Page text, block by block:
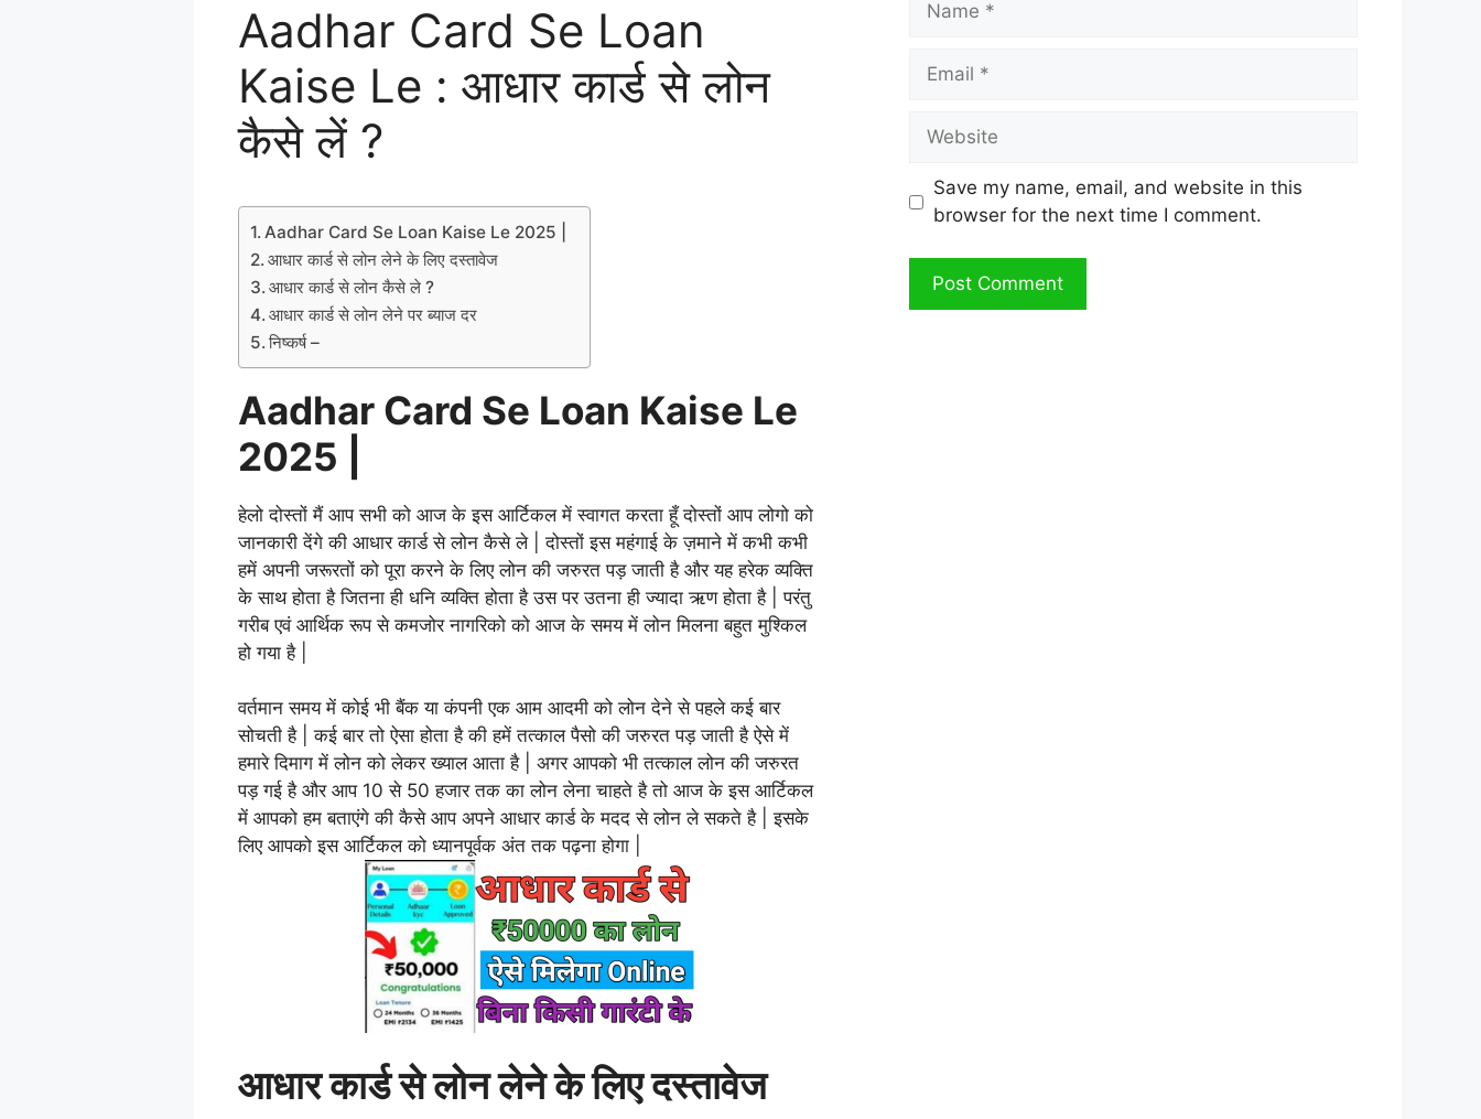
Aadhar Card Se Loan
Kaise Le : आधार कार्ड से लोन
कैसे लें ?
Aadhar Card Se Loan Kaise Le 2025 |
आधार कार्ड से लोन लेने के लिए दस्तावेज
आधार कार्ड से लोन कैसे ले ?
आधार कार्ड से लोन लेने पर ब्याज दर
निष्कर्ष –
Aadhar Card Se Loan Kaise Le
2025 |
हेलो दोस्तों मैं आप सभी को आज के इस आर्टिकल में स्वागत करता हूँ दोस्तों आप लोगो को
जानकारी देंगे की आधार कार्ड से लोन कैसे ले | दोस्तों इस महंगाई के ज़माने में कभी कभी
हमें अपनी जरूरतों को पूरा करने के लिए लोन की जरुरत पड़ जाती है और यह हरेक व्यक्ति
के साथ होता है जितना ही धनि व्यक्ति होता है उस पर उतना ही ज्यादा ऋण होता है | परंतु
गरीब एवं आर्थिक रूप से कमजोर नागरिको को आज के समय में लोन मिलना बहुत मुश्किल
हो गया है |
वर्तमान समय में कोई भी बैंक या कंपनी एक आम आदमी को लोन देने से पहले कई बार
सोचती है | कई बार तो ऐसा होता है की हमें तत्काल पैसो की जरुरत पड़ जाती है ऐसे में
हमारे दिमाग में लोन को लेकर ख्याल आता है | अगर आपको भी तत्काल लोन की जरुरत
पड़ गई है और आप 10 से 50 हजार तक का लोन लेना चाहते है तो आज के इस आर्टिकल
में आपको हम बताएंगे की कैसे आप अपने आधार कार्ड के मदद से लोन ले सकते है | इसके
लिए आपको इस आर्टिकल को ध्यानपूर्वक अंत तक पढ़ना होगा |
आधार कार्ड से लोन लेने के लिए दस्तावेज
Email
Website
Save my name, email, and website in this
browser for the next time I comment.